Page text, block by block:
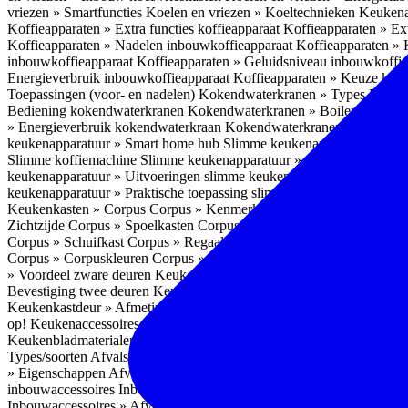
vriezen » Smartfuncties Koelen en vriezen » Koeltechnieken
Koffieapparaten » Extra functies koffieapparaat Koffieapparaten »
Koffieapparaten » Nadelen inbouwkoffieapparaat Koffieapparaten »
inbouwkoffieapparaat Koffieapparaten » Geluidsniveau
Energieverbruik inbouwkoffieapparaat Koffieapparaten » Keuze
Toepassingen (voor- en nadelen) Kokendwaterkranen » Types
Bediening kokendwaterkranen Kokendwaterkranen » Boilers
» Energieverbruik kokendwaterkraan Kokendwaterkranen »
keukenapparatuur » Smart home hub Slimme keukenapparatuur »
Slimme koffiemachine Slimme keukenapparatuur » Slimme stekker
keukenapparatuur » Uitvoeringen slimme keukenapparatuur
keukenapparatuur » Praktische toepassing slimme keukenapparatuur
Keukenkasten » Corpus Corpus » Kenmerken
Zichtzijde Corpus » Spoelkasten Corpus » Soorten keukenkasten
Corpus » Schuifkast Corpus » Regaalkast
Corpus » Corpuskleuren Corpus » Corpus in kleur
» Voordeel zware deuren Keukenkasten » Kastindeling
Bevestiging twee deuren Keukenkastdeur » Vaatwasserdeur
Keukenkastdeur » Afmetingen
op! KeukenaccessoiresKeukenaccessoires » Achterwanden
Keukenbladmaterialen als achterwand
Types/soorten Afvalsystemen » Installatie
» Eigenschappen Afvalsystemen » Inhoud
inbouwaccessoires Inbouwaccessoires » Bestek- en ladeindelingen